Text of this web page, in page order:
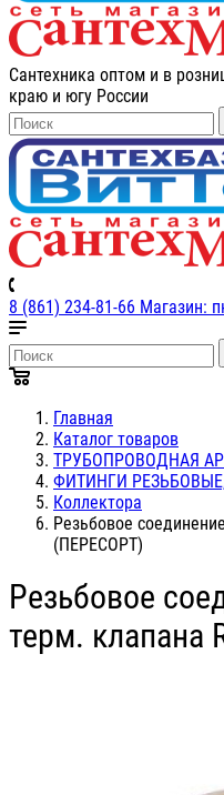
Сантехника оптом и в
краю и югу России
8 (861) 234-81-66 Магазин:
Главная
Каталог товаров
ТРУБОПРОВОДНАЯ
ФИТИНГИ
Коллектора
Резьбовое
(ПЕРЕСОРТ)
Резьбовое
терм. клапана